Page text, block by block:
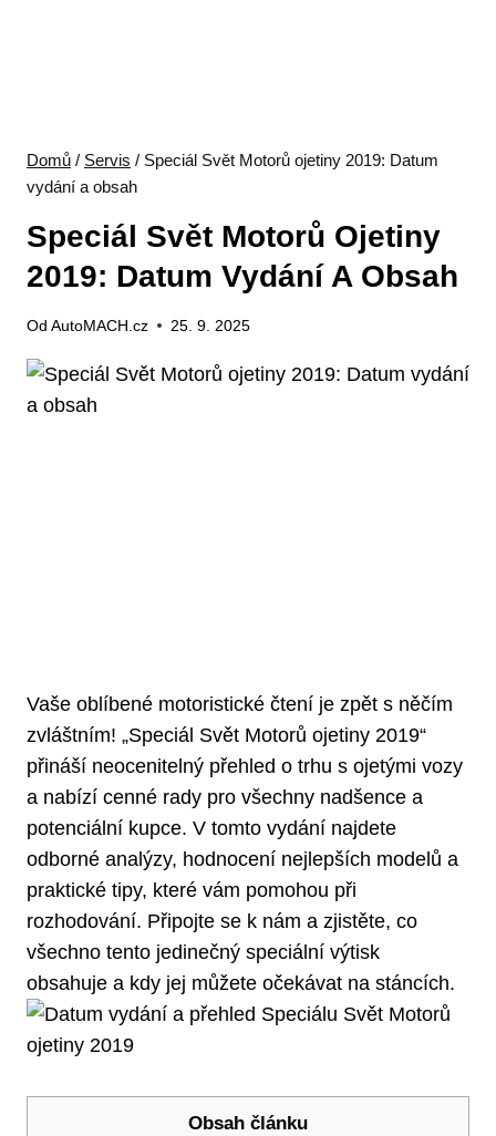
Domů / Servis / Speciál Svět Motorů ojetiny 2019: Datum
vydání a obsah
Speciál Svět Motorů Ojetiny
2019: Datum Vydání A Obsah
Od AutoMACH.cz 25. 9. 2025
Vaše oblíbené‌ motoristické čtení je​ zpět ⁣s něčím
zvláštním!⁣ „Speciál Svět Motorů ojetiny 2019“
přináší neocenitelný přehled‍ o trhu ​s ojetými vozy ​
a nabízí cenné rady pro všechny nadšence a
potenciální kupce. ⁢V tomto vydání najdete‌
odborné analýzy, hodnocení nejlepších modelů⁢ a
praktické⁤ tipy,⁣ které ‍vám ‌pomohou při
rozhodování. ‍Připojte se k⁣ nám a zjistěte, co
‍všechno tento jedinečný‍ speciální výtisk
obsahuje a kdy jej můžete očekávat na stáncích.
Obsah článku